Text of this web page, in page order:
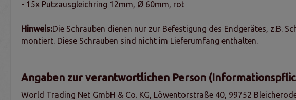
- 15x Putzausgleichring 12mm, Ø 60mm, rot
Hinweis:Die Schrauben dienen nur zur Befestigung des Endgerätes, z.B.
montiert. Diese Schrauben sind nicht im Lieferumfang enthalten.
Angaben zur verantwortlichen Person
World Trading Net GmbH & Co. KG, Löwentorstraße 40, 99752